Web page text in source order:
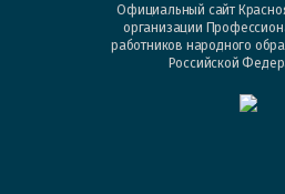
Официальный сайт
организации
работников народного
Российской